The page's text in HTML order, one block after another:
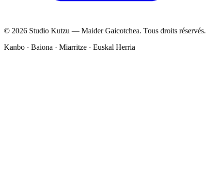
© 2026 Studio Kutzu — Maider Gaicotchea. Tous droits réservés.
Kanbo · Baiona · Miarritze · Euskal Herria